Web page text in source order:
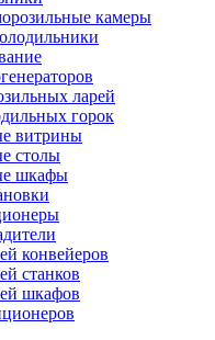
камеры
ларей
горок
витрины
столы
шкафы
конвейеров
станков
шкафов